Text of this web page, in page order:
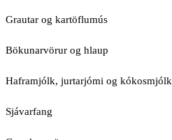
Grautar og kartöflumús
Bökunarvörur og hlaup
Haframjólk, jurtarjómi og kókosmjólk
Sjávarfang